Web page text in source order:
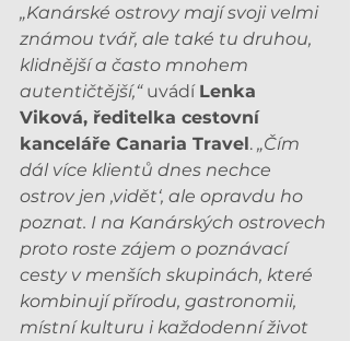
„Kanárské ostrovy mají svoji velmi
známou tvář, ale také tu druhou,
klidnější a často mnohem
autentičtější,“ uvádí Lenka
Viková, ředitelka cestovní
kanceláře Canaria Travel. „Čím
dál více klientů dnes nechce
ostrov jen ‚vidět‘, ale opravdu ho
poznat. I na Kanárských ostrovech
proto roste zájem o poznávací
cesty v menších skupinách, které
kombinují přírodu, gastronomii,
místní kulturu i každodenní život